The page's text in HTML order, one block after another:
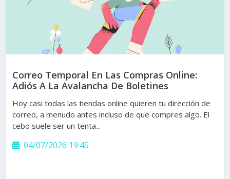
Correo Temporal En Las Compras Online:
Adiós A La Avalancha De Boletines
Hoy casi todas las tiendas online quieren tu dirección de
correo, a menudo antes incluso de que compres algo. El
cebo suele ser un tenta...
04/07/2026 19:45